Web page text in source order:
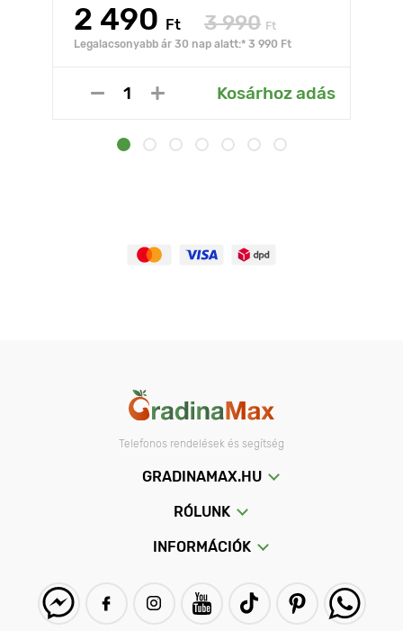
2 490 Ft 3 990 Ft
Legalacsonyabb ár 30 nap alatt:* 3 990 Ft
Kosárhoz adás
Telefonos rendelések és segítség
GRADINAMAX.HU
RÓLUNK
INFORMÁCIÓK